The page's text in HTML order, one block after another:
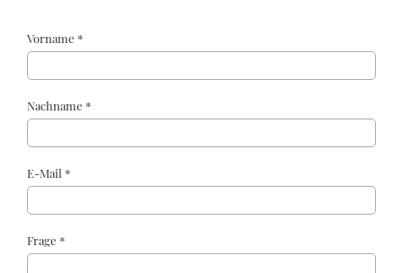
Vorname *
Nachname *
E-Mail *
Frage *